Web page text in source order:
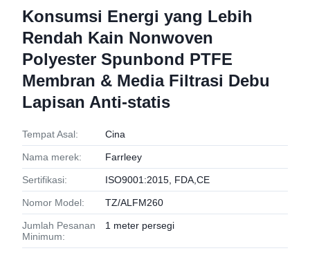
Konsumsi Energi yang Lebih
Rendah Kain Nonwoven
Polyester Spunbond PTFE
Membran & Media Filtrasi Debu
Lapisan Anti-statis
Tempat Asal: Cina
Nama merek: Farrleey
Sertifikasi: ISO9001:2015, FDA,CE
Nomor Model: TZ/ALFM260
Jumlah Pesanan
Minimum:
1 meter persegi